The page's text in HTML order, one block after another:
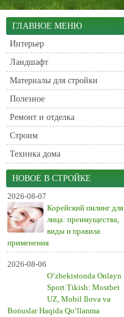
ГЛАВНОЕ МЕНЮ
Интерьер
Ландшафт
Материалы для стройки
Полезное
Ремонт и отделка
Строим
Техника дома
НОВОЕ В СТРОЙКЕ
2026-08-07
Корейский пилинг для
лица: преимущества,
виды и правила
применения
2026-08-06
O‘zbekistonda Onlayn
Sport Tikish: Mostbet
UZ, Mobil Ilova va
Bonuslar Haqida Qo‘llanma